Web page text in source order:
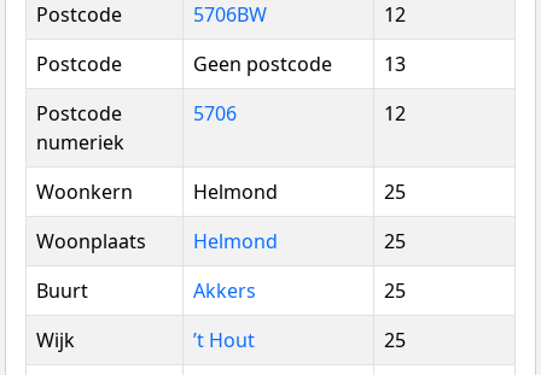
Postcode
5706BW
12
Postcode
Geen postcode
13
Postcode
numeriek
5706 12
Woonkern Helmond
25
Woonplaats
Helmond
25
Buurt
Akkers
25
Wijk
’t Hout
25